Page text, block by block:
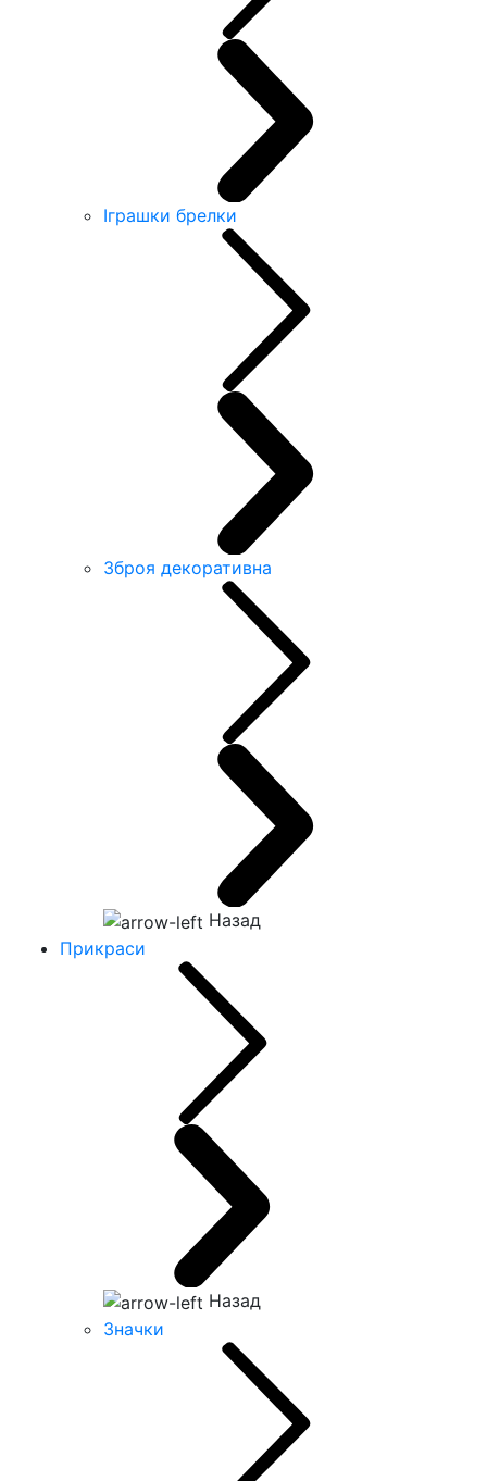
Іграшки брелки
Зброя декоративна
Назад
Прикраси
Назад
Значки